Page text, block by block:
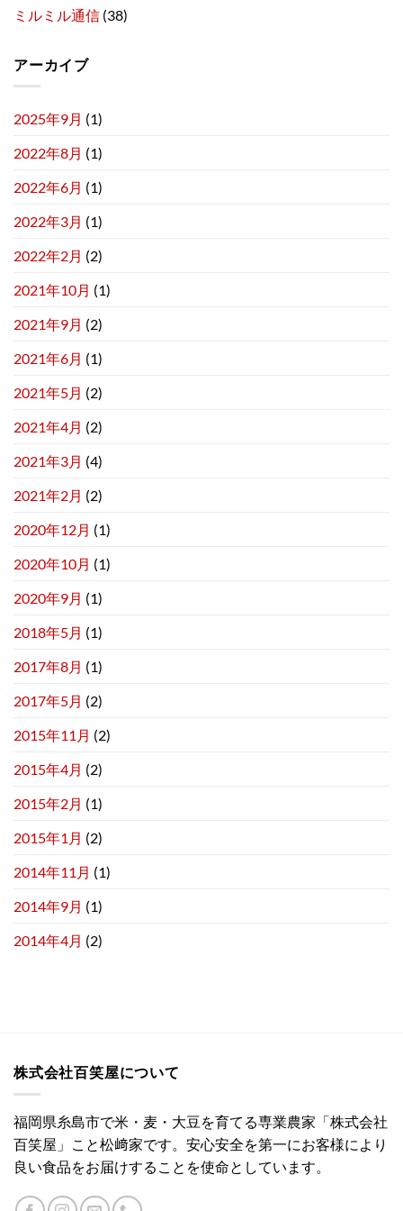
ミルミル通信 (38)
アーカイブ
2025年9月 (1)
2022年8月 (1)
2022年6月 (1)
2022年3月 (1)
2022年2月 (2)
2021年10月 (1)
2021年9月 (2)
2021年6月 (1)
2021年5月 (2)
2021年4月 (2)
2021年3月 (4)
2021年2月 (2)
2020年12月 (1)
2020年10月 (1)
2020年9月 (1)
2018年5月 (1)
2017年8月 (1)
2017年5月 (2)
2015年11月 (2)
2015年4月 (2)
2015年2月 (1)
2015年1月 (2)
2014年11月 (1)
2014年9月 (1)
2014年4月 (2)
株式会社百笑屋について
福岡県糸島市で米・麦・大豆を育てる専業農家「株式会社
百笑屋」こと松﨑家です。安心安全を第一にお客様により
良い食品をお届けすることを使命としています。